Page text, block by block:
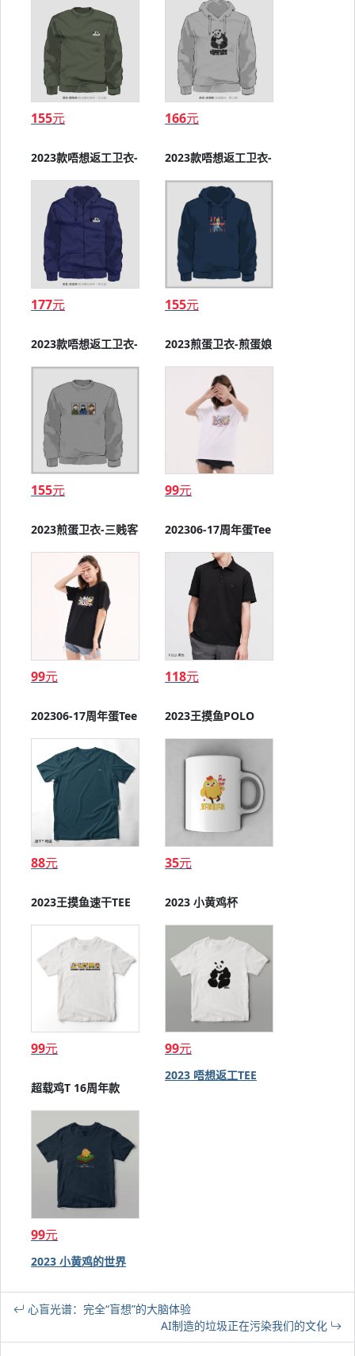
155元
2023款唔想返工卫衣-
圆领
166元
2023款唔想返工卫衣-
连帽
177元
2023款唔想返工卫衣-
拉链
155元
2023煎蛋卫衣-煎蛋娘
155元
2023煎蛋卫衣-三贱客
99元
202306-17周年蛋Tee
99元
202306-17周年蛋Tee
118元
2023王摸鱼POLO
88元
2023王摸鱼速干TEE
35元
2023 小黄鸡杯
99元
超载鸡T 16周年款
99元
2023 唔想返工TEE
99元
2023 小黄鸡的世界
心盲光谱：完全“盲想”的大脑体验
AI制造的垃圾正在污染我们的文化